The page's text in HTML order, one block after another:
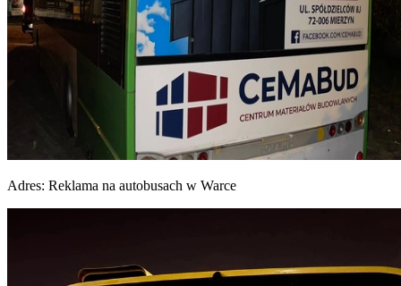
Adres: Reklama na autobusach w Warce